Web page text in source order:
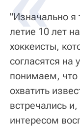
"Изначально я
летие 10 лет
хоккеисты,
согласятся на
понимаем, что
охватить
встречались
интересом